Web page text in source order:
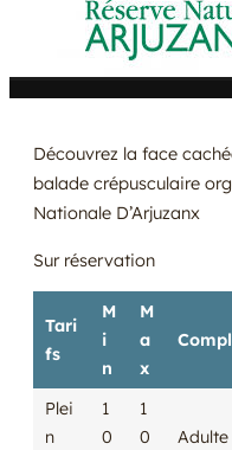
Découvrez la face
balade crépusculaire
Nationale D’Arjuzanx
Sur réservation
Tari
fs
M
i
n
M
a
x
Plei
n
1
0
1
0
Adulte